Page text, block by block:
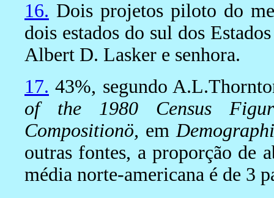
16. Dois projetos piloto do
dois estados do sul dos
Albert D. Lasker e senhora.
17. 43%, segundo
of the 1980 Census
Compositionö, em
outras fontes, a proporção de
média norte-americana é de 3